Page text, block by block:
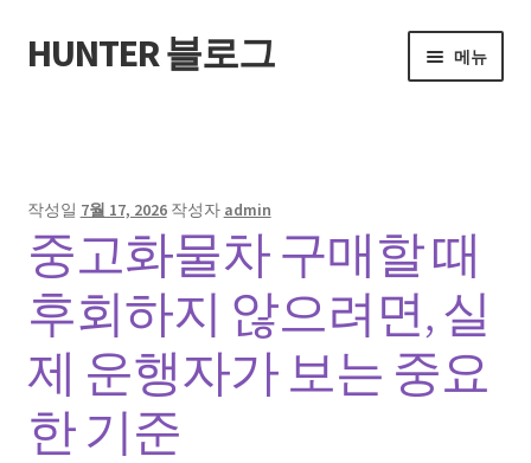
탐
색
뛰
기
컨
텐
뛰
기
HUNTER 블로그 메뉴
작성일 7월 17, 2026 작성자 admin
중고화물차 구매할 때
후회하지 않으려면, 실
제 운행자가 보는 중요
한 기준